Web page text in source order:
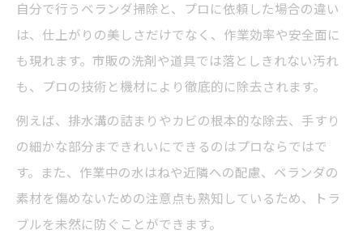
自分で行うベランダ掃除と、プロに依頼した場合の違い
は、仕上がりの美しさだけでなく、作業効率や安全面に
も現れます。市販の洗剤や道具では落としきれない汚れ
も、プロの技術と機材により徹底的に除去されます。
例えば、排水溝の詰まりやカビの根本的な除去、手すり
の細かな部分まできれいにできるのはプロならではで
す。また、作業中の水はねや近隣への配慮、ベランダの
素材を傷めないための注意点も熟知しているため、トラ
ブルを未然に防ぐことができます。